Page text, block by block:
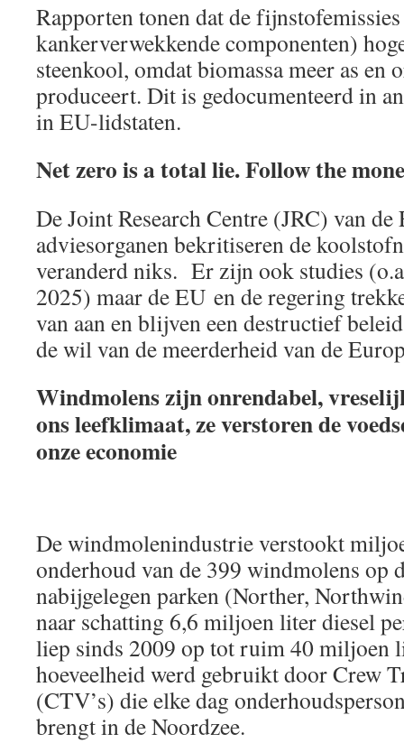
Rapporten tonen dat de
kankerverwekkende componenten)
steenkool, omdat biomassa meer as en
produceert. Dit is gedocumenteerd in
in EU-lidstaten.
Net zero is a total lie. Follow the
De Joint Research Centre (JRC) van de
adviesorganen bekritiseren de
veranderd niks. Er zijn ook studies
2025) maar de EU en de regering
van aan en blijven een destructief
de wil van de meerderheid van de
Windmolens zijn onrendabel,
ons leefklimaat, ze verstoren de
onze economie
De windmolenindustrie verstookt
onderhoud van de 399 windmolens op
nabijgelegen parken (Norther,
naar schatting 6,6 miljoen liter diesel
liep sinds 2009 op tot ruim 40 miljoen
hoeveelheid werd gebruikt door Crew
(CTV’s) die elke dag
brengt in de Noordzee.